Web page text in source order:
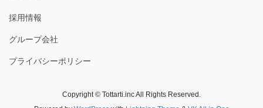
採用情報
グループ会社
プライバシーポリシー
Copyright © Tottarti.inc All Rights Reserved.